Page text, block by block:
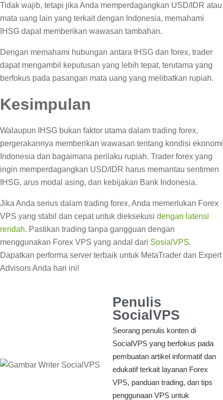
Tidak wajib, tetapi jika Anda memperdagangkan USD/IDR atau
mata uang lain yang terkait dengan Indonesia, memahami
IHSG dapat memberikan wawasan tambahan.
Dengan memahami hubungan antara IHSG dan forex, trader
dapat mengambil keputusan yang lebih tepat, terutama yang
berfokus pada pasangan mata uang yang melibatkan rupiah.
Kesimpulan
Walaupun IHSG bukan faktor utama dalam trading forex,
pergerakannya memberikan wawasan tentang kondisi ekonomi
Indonesia dan bagaimana perilaku rupiah. Trader forex yang
ingin memperdagangkan USD/IDR harus memantau sentimen
IHSG, arus modal asing, dan kebijakan Bank Indonesia.
Jika Anda serius dalam trading forex, Anda memerlukan Forex
VPS yang stabil dan cepat untuk dieksekusi dengan latensi
rendah. Pastikan trading tanpa gangguan dengan
menggunakan Forex VPS yang andal dari SosialVPS.
Dapatkan performa server terbaik untuk MetaTrader dan Expert
Advisors Anda hari ini!
Penulis
SocialVPS
Seorang penulis konten di
SocialVPS yang berfokus pada
pembuatan artikel informatif dan
edukatif terkait layanan Forex
VPS, panduan trading, dan tips
penggunaan VPS untuk